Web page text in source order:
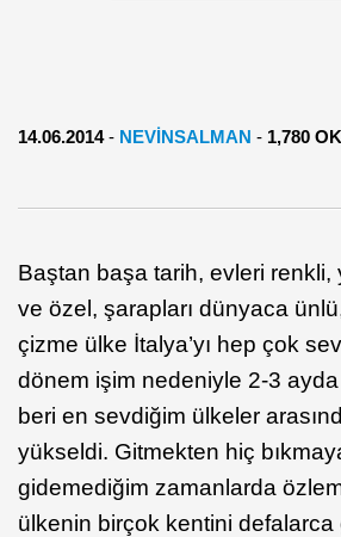
14.06.2014- NEVINSALMAN - 1,780
Baştan başa tarih, evleri renkli,
ve özel, şarapları dünyaca
çizme ülke İtalya’yı hep çok
dönem işim nedeniyle 2-3
beri en sevdiğim ülkeler
yükseldi. Gitmekten hiç
gidemediğim zamanlarda
ülkenin birçok kentini defalarca